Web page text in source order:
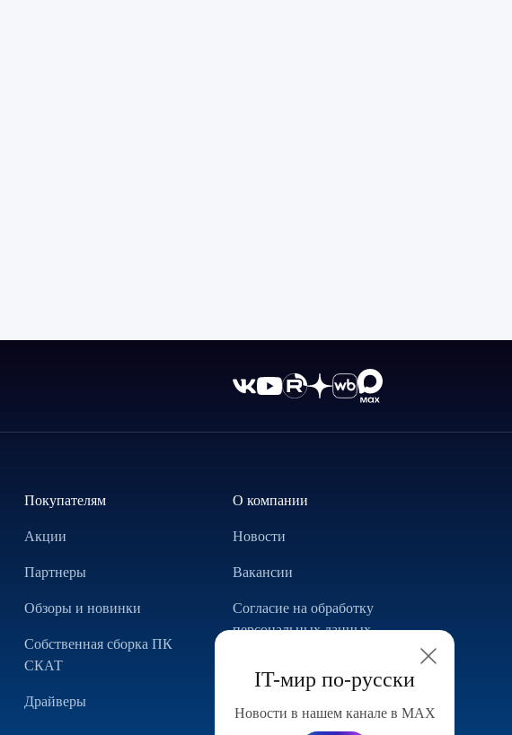
IT-мир по-русски
Новости в нашем канале в МАХ
Покупателям
Акции
Партнеры
Обзоры и новинки
Собственная сборка ПК
СКАТ
Драйверы
О компании
Новости
Вакансии
Согласие на обработку
персональных данных